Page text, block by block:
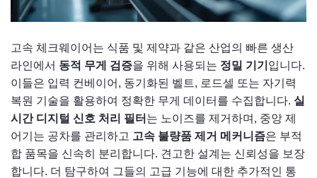
고속 체크웨이어는 식품 및 제약과 같은 산업의 빠른 생산
라인에서 동적 무게 검증을 위해 사용되는 정밀 기기 입니다.
이들은 입력 컨베이어, 동기화된 벨트, 로드셀 또는 자기력
복원 기술을 활용하여 정확한 무게 데이터를 수집합니다. 실
시간 디지털 신호 처리 필터 는 노이즈를 제거하며, 중앙 제
어기는 공차를 관리하고 고속 불량품 제거 메커니즘은 부적
합 품목을 신속히 분리합니다. 견고한 설계는 신뢰성을 보장
합니다. 더 탐구하여 그들의 고급 기능에 대한 추가적인 통